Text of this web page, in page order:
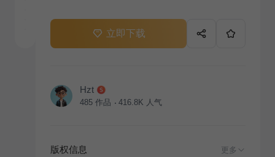
立即下载
Hzt
485 作品 416.8K 人气
版权信息 更多